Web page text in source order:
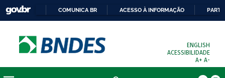
COMUNICA BR ACESSO À INFORMAÇÃO
ENGLISH
ACESSIBILIDADE
A+ A-